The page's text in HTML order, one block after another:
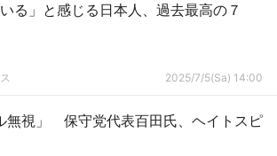
る」と感じる日本人、過去最高の７
2025/7/5(Sa) 14:00
無視」 保守党代表百田氏、ヘイトスピ